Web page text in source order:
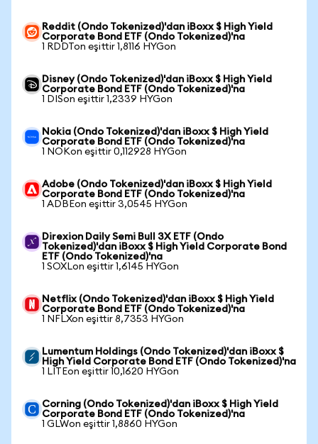
Reddit (Ondo Tokenized)'dan iBoxx $ High Yield
Corporate Bond ETF (Ondo Tokenized)'na
1 RDDTon eşittir 1,8116 HYGon
Disney (Ondo Tokenized)'dan iBoxx $ High Yield
Corporate Bond ETF (Ondo Tokenized)'na
1 DISon eşittir 1,2339 HYGon
Nokia (Ondo Tokenized)'dan iBoxx $ High Yield
Corporate Bond ETF (Ondo Tokenized)'na
1 NOKon eşittir 0,112928 HYGon
Adobe (Ondo Tokenized)'dan iBoxx $ High Yield
Corporate Bond ETF (Ondo Tokenized)'na
1 ADBEon eşittir 3,0545 HYGon
Direxion Daily Semi Bull 3X ETF (Ondo
Tokenized)'dan iBoxx $ High Yield Corporate Bond
ETF (Ondo Tokenized)'na
1 SOXLon eşittir 1,6145 HYGon
Netflix (Ondo Tokenized)'dan iBoxx $ High Yield
Corporate Bond ETF (Ondo Tokenized)'na
1 NFLXon eşittir 8,7353 HYGon
Lumentum Holdings (Ondo Tokenized)'dan iBoxx $
High Yield Corporate Bond ETF (Ondo Tokenized)'na
1 LITEon eşittir 10,1620 HYGon
Corning (Ondo Tokenized)'dan iBoxx $ High Yield
Corporate Bond ETF (Ondo Tokenized)'na
1 GLWon eşittir 1,8860 HYGon